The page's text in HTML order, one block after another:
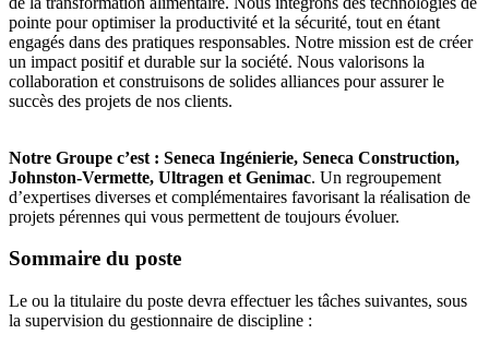
pointe pour optimiser la productivité et la sécurité, tout en étant
engagés dans des pratiques responsables. Notre mission est de créer
un impact positif et durable sur la société. Nous valorisons la
collaboration et construisons de solides alliances pour assurer le
succès des projets de nos clients.
Notre Groupe c’est : Seneca Ingénierie, Seneca Construction,
Johnston-Vermette, Ultragen et Genimac. Un regroupement
d’expertises diverses et complémentaires favorisant la réalisation de
projets pérennes qui vous permettent de toujours évoluer.
Sommaire du poste
Le ou la titulaire du poste devra effectuer les tâches suivantes, sous
la supervision du gestionnaire de discipline :